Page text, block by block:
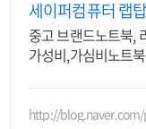
세이퍼컴퓨터 랩
중고 브랜드노트북,
가성비,가심비노트
http://